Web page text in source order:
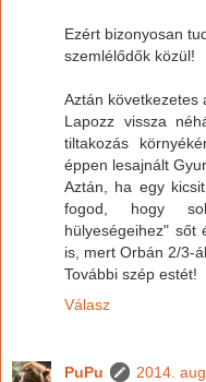
Ezért bizonyosan
szemlélődők közül!
Aztán következetes
Lapozz vissza
tiltakozás
éppen lesajnált
Aztán, ha egy
fogod, hogy
hülyeségeihez" sőt
is, mert Orbán 2/3-
További szép estét!
Válasz
PuPu
2014.